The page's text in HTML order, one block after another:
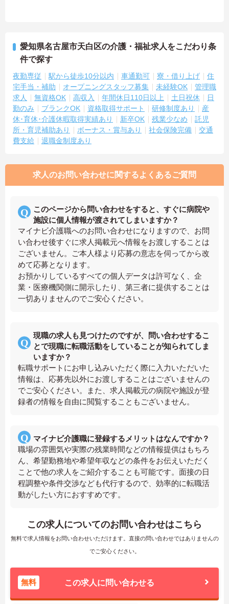
愛知県名古屋市天白区の介護・福祉求人をこだわり条
件で探す
夜勤専従 駅から徒歩10分以内 車通勤可 寮・借り上げ
住
宅手当・補助
オープニングスタッフ募集 未経験OK
管理職
求人
無資格OK 高収入 年間休日110日以上 土日祝休
日
勤のみ
ブランクOK 資格取得サポート 研修制度あり
産
休･育休･介護休暇取得実績あり
新卒OK 残業少なめ
託児
所・育児補助あり
ボーナス・賞与あり 社会保険完備
交通
費支給
退職金制度あり
求人のお問い合わせに関するよくあるご質問
このページから問い合わせをすると、すぐに病院や
施設に個人情報が渡されてしまいますか？
マイナビ介護職へのお問い合わせになりますので、お問
い合わせ後すぐに求人掲載元へ情報をお渡しすることは
ございません。ご本人様より応募の意志を伺ってから改
めて応募となります。
お預かりしているすべての個人データは許可なく、企
業・医療機関側に開示したり、第三者に提供することは
一切ありませんのでご安心ください。
現職の求人も見つけたのですが、問い合わせするこ
とで現職に転職活動をしていることが知られてしま
いますか？
転職サポートにお申し込みいただく際に入力いただいた
情報は、応募先以外にお渡しすることはございませんの
でご安心ください。また、求人掲載元の病院や施設が登
録者の情報を自由に閲覧することもございません。
マイナビ介護職に登録するメリットはなんですか？
職場の雰囲気や実際の残業時間などの情報提供はもちろ
ん、希望勤務地や希望年収などの条件をお伝えいただく
ことで他の求人をご紹介することも可能です。面接の日
程調整や条件交渉なども代行するので、効率的に転職活
動がしたい方におすすめです。
この求人についてのお問い合わせはこちら
無料で求人情報をお問い合わせいただけます。直接の問い合わせではありませんの
でご安心ください。
無料 この求人に問い合わせる